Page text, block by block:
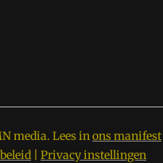
media. Lees inons manifest
Privacy instellingen